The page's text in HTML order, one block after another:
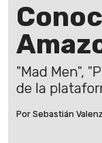
"Mad Men",
de la
Por Sebastián